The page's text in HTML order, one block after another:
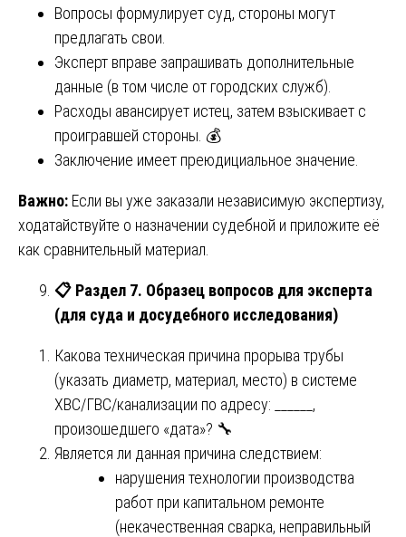
Вопросы формулирует суд, стороны могут
предлагать свои.
Эксперт вправе запрашивать дополнительные
данные (в том числе от городских служб).
Расходы авансирует истец, затем взыскивает с
проигравшей стороны. 💰
Заключение имеет преюдициальное значение.
Важно: Если вы уже заказали независимую экспертизу,
ходатайствуйте о назначении судебной и приложите её
как сравнительный материал.
📋 Раздел 7. Образец вопросов для эксперта
(для суда и досудебного исследования)
Какова техническая причина прорыва трубы
(указать диаметр, материал, место) в системе
ХВС/ГВС/канализации по адресу: ______,
произошедшего «дата»? 🔧
Является ли данная причина следствием:
нарушения технологии производства
работ при капитальном ремонте
(некачественная сварка, неправильный